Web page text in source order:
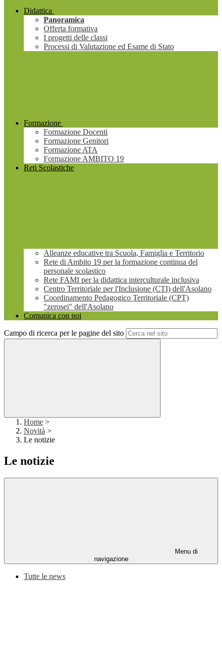
Didattica
Panoramica
Offerta formativa
I progetti delle classi
Processi di Valutazione ed Esame di Stato
Formazione
Formazione Docenti
Formazione Genitori
Formazione ATA
Formazione AMBITO 19
Reti Scolastiche
Alleanze educative tra Scuola, Famiglia e Territorio
Rete di Ambito 19 per la formazione continua del
personale scolastico
Rete FAMI per la didattica interculturale inclusiva
Centro Territoriale per l'Inclusione (CTI) dell'Asolano
Coordinamento Pedagogico Territoriale (CPT)
"zerosei" dell'Asolano
Comunica con noi
Campo di ricerca per le pagine del sito
Home >
Novità >
Le notizie
Le notizie
Menu di
navigazione
Tutte le news